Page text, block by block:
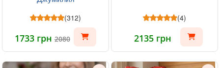
(312)
1733 грн2080
(4)
2135 грн